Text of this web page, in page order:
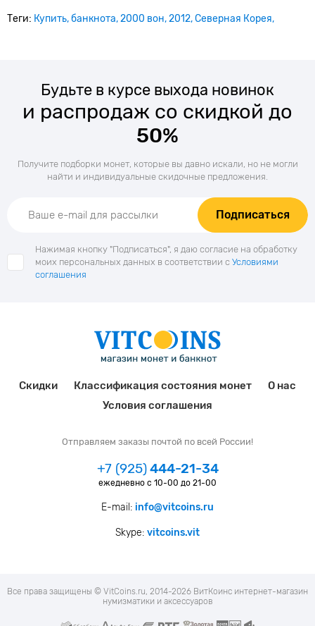
Теги: Купить банкнота 2000 вон 2012 Северная Корея
Будьте в курсе выхода новинок
и распродаж со скидкой до
50%
Получите подборки монет, которые вы давно искали, но не могли
найти и индивидуальные скидочные предложения.
Подписаться
Нажимая кнопку "Подписаться", я даю согласие на обработку
моих персональных данных в соответствии с Условиями
соглашения
Скидки Классификация состояния монет
О нас
Условия соглашения
Отправляем заказы почтой по всей России!
+7 (925)444-21-34
ежедневно с 10-00 до 21-00
E-mail: info@vitcoins.ru
Skype: vitcoins.vit
Все права защищены © VitCoins.ru, 2014-2026 ВитКоинс интернет-магазин
нумизматики и аксессуаров